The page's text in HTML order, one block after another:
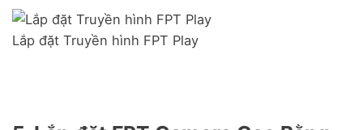
Lắp đặt Truyền hình FPT Play